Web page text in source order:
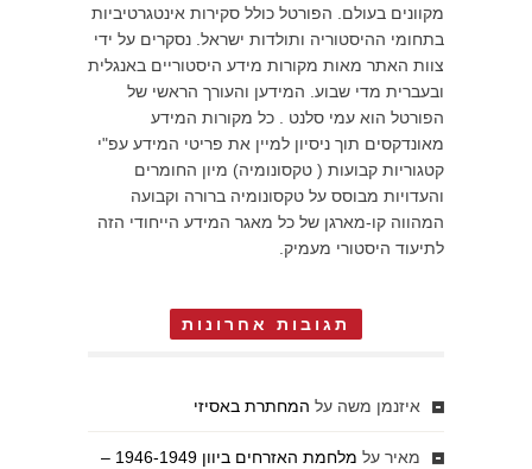
מקוונים בעולם. הפורטל כולל סקירות אינטגרטיביות
בתחומי ההיסטוריה ותולדות ישראל. נסקרים על ידי
צוות האתר מאות מקורות מידע היסטוריים באנגלית
ובעברית מדי שבוע. המידען והעורך הראשי של
הפורטל הוא עמי סלנט . כל מקורות המידע
מאונדקסים תוך ניסיון למיין את פריטי המידע עפ"י
קטגוריות קבועות ( טקסונומיה) מיון החומרים
והעדויות מבוסס על טקסונומיה ברורה וקבועה
המהווה קו-מארגן של כל מאגר המידע הייחודי הזה
לתיעוד היסטורי מעמיק.
תגובות אחרונות
איזנמן משה על המחתרת באסיזי
מאיר על
מלחמת האזרחים ביוון 1946-1949 –